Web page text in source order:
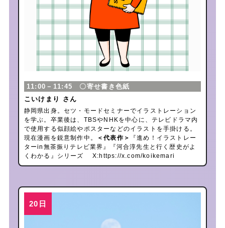
11:00－11:45 〇寄せ書き色紙
こいけまり さん
静岡県出身。セツ・モードセミナーでイラストレーション
を学ぶ。卒業後は、TBSやNHKを中心に、テレビドラマ内
で使用する似顔絵やポスターなどのイラストを手掛ける。
現在漫画を鋭意制作中。
＜代表作＞
『進め！イラストレー
ターin無茶振りテレビ業界』『河合淳先生と行く歴史がよ
くわかる』シリーズ X:https://x.com/koikemari